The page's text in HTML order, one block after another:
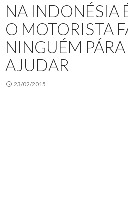
NA INDONÉSIA
O MOTORISTA
NINGUÉM PÁRA
AJUDAR
23/02/2015